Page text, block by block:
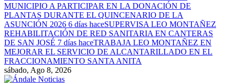
MUNICIPIO A PARTICIPAR EN LA DONACIÓN DE
PLANTAS DURANTE EL QUINCENARIO DE LA
ASUNCIÓN 2026 6 días haceSUPERVISA LEO MONTAÑEZ
REHABILITACIÓN DE RED SANITARIA EN CANTERAS
DE SAN JOSÉ 7 días haceTRABAJA LEO MONTAÑEZ EN
MEJORAR EL SERVICIO DE ALCANTARILLADO EN EL
FRACCIONAMIENTO SANTA ANITA
sábado, Ago 8, 2026